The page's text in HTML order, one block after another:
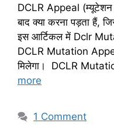
DCLR Appeal (म्यूटेशन
बाद क्या करना पड़ता हैं,
इस आर्टिकल में Dclr
DCLR Mutation
मिलेगा। DCLR
more
1 Comment